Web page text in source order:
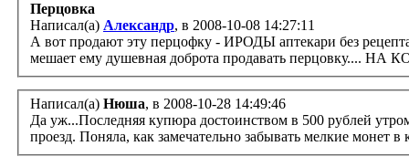
Перцовка
Написал(а) Александр, в 2008-10-08 14:27:11
А вот продают эту перцофку - ИРОДЫ аптекари без
мешает ему душевная доброта продавать перцовку.... НА
Написал(а) Нюша, в 2008-10-28 14:49:46
Да уж...Последняя купюра достоинством в 500 рублей утром не радует. Вчера 15 минут бегала по квартире и искала мелочь на
проезд. Поняла, как замечательно забывать мелкие монет